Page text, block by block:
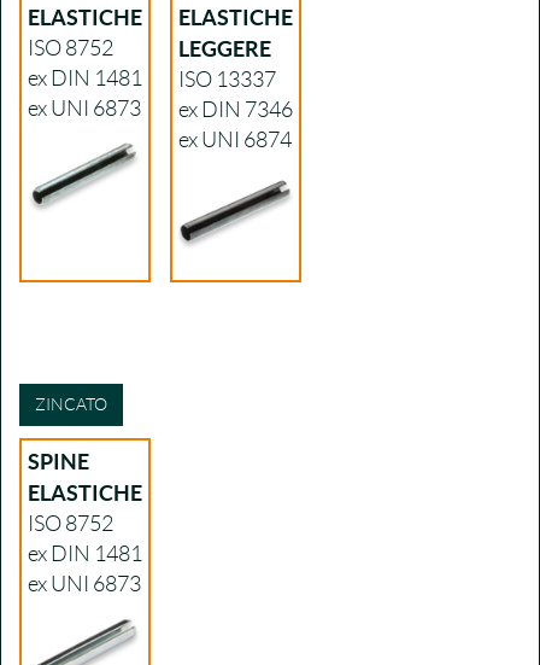
ELASTICHE
ISO 8752
ex DIN 1481
ex UNI 6873
ELASTICHE
LEGGERE
ISO 13337
ex DIN 7346
ex UNI 6874
ZINCATO
SPINE
ELASTICHE
ISO 8752
ex DIN 1481
ex UNI 6873